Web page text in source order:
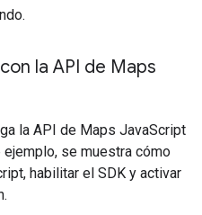
la API de Maps
la API de Maps JavaScript
se muestra cómo
habilitar el SDK y activar